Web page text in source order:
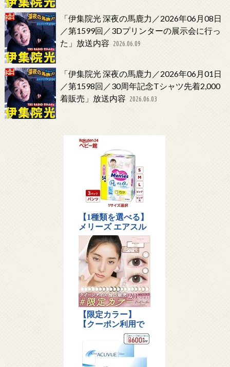
「伊集院光 深夜の馬鹿力／2026年06月08日
／第1599回／3Dプリンターの展示会に行っ
た」放送内容 2026.06.09
「伊集院光 深夜の馬鹿力／2026年06月01日
／第1598回／30周年記念Tシャツ先着2,000
着販売」放送内容 2026.06.03